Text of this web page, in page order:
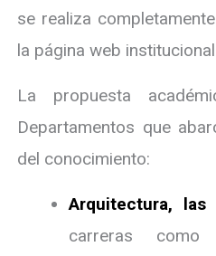
se realiza
la página web
La propuesta
Departamentos que
del conocimiento:
Arquitectura,
carreras